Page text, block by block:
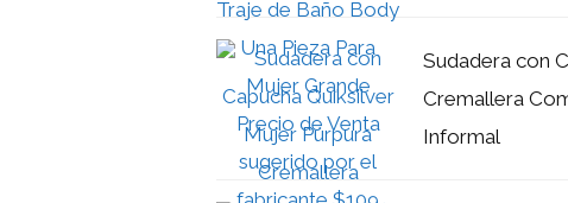
Sudadera con
Cremallera
Informal